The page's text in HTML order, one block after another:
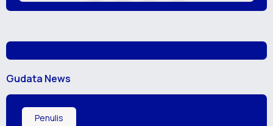
Gudata News
Penulis